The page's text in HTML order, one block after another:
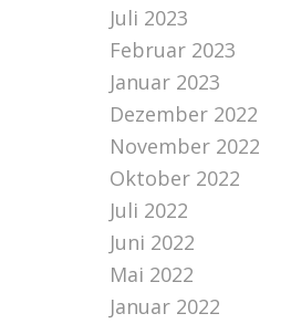
Juli 2023
Februar 2023
Januar 2023
Dezember 2022
November 2022
Oktober 2022
Juli 2022
Juni 2022
Mai 2022
Januar 2022